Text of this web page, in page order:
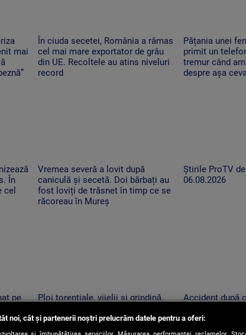
mai
În ciuda secetei, România a rămas
cel mai mare exportator de grâu
din UE. Recoltele au atins niveluri
record
Pățania unei
primit un
tremur când
despre așa
În
cel
Vremea severă a lovit după
caniculă și secetă. Doi bărbați au
fost loviți de trăsnet în timp ce se
răcoreau în Mureș
Știrile ProTV
06.08.2026
pe
Ploi torențiale, vijelii și grindină,
care se schimbă vremea
Accident după
Un TIR condus
le-a lovit
noi, cât și partenerii noștri prelucrăm datele pentru a oferi: